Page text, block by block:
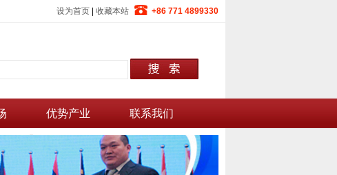
设为首页 收藏本站 +86 771 4899330
优势产业 联系我们